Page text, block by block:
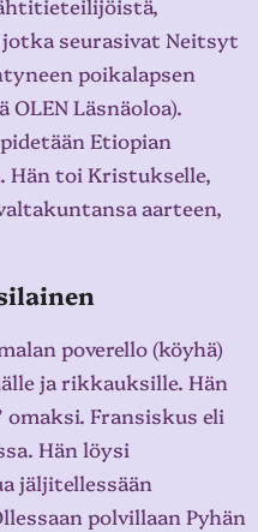
jotka seurasivat Neitsyt
poikalapsen
OLEN Läsnäoloa).
Etiopian
Hän toi Kristukselle,
aarteen,
poverello (köyhä)
ja rikkauksille. Hän
omaksi. Fransiskus eli
Hän löysi
jäljitellessään
polvillaan Pyhän